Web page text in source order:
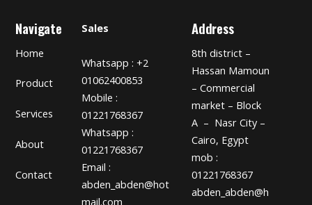
Navigate
Home
Product
Services
About
Contact
Sales
Whatsapp : +2
01062400853
Mobile :
01221768367
Whatsapp :
01221768367
Email :
abden_abden@hot
mail.com
Address
8th district –
Hassan Mamoun
– Commercial
market – Block
A – Nasr City –
Cairo, Egypt
mob :
01221768367
abden_abden@h